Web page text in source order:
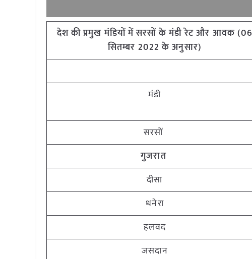
देश की प्रमुख मंडियों में सरसों के मंडी रेट और आवक (06
सितम्बर 2022 के अनुसार)
मंडी
सरसों
गुजरात
दीसा
धनेरा
हलवद
जसदान